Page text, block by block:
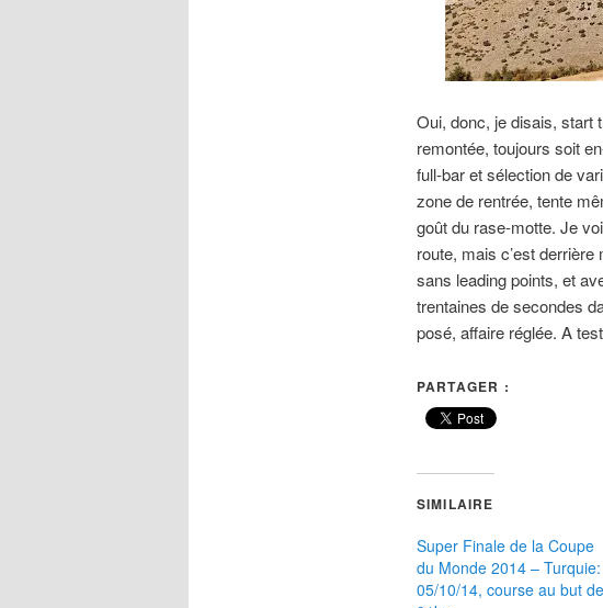
Oui, donc, je disais, start
remontée, toujours soit
full-bar et sélection de
zone de rentrée, tente
goût du rase-motte. Je
route, mais c’est
sans leading points, et
trentaines de secondes
posé, affaire réglée. A
PARTAGER :
SIMILAIRE
Super Finale de la Coupe
du Monde 2014 – Turquie:
05/10/14, course au but de